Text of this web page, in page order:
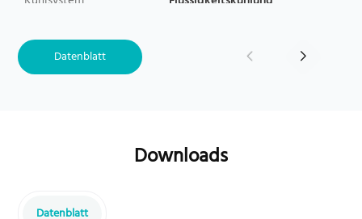
Kühlen/Heizen)
Hilfsstromverbrauch (kW, k
IEC62619/IEC62040-1/CE/V
DE2510-50/UL1973/UL9540
Datenblatt
Downloads
Datenblatt